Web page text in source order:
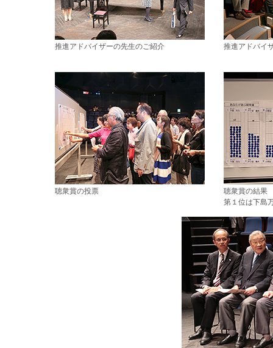
推進アドバイザーの先生のご紹介 推進アドバイ
聴衆賞の投票
聴衆賞の結果
第１位は下島